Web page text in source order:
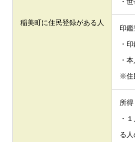
稲美町に住民登録がある人
印
・
・
※住
所
・
る